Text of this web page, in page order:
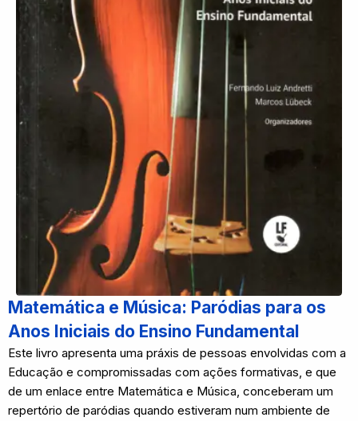
Matemática e Música: Paródias para os
Anos Iniciais do Ensino Fundamental
Este livro apresenta uma práxis de pessoas envolvidas com a
Educação e compromissadas com ações formativas, e que
de um enlace entre Matemática e Música, conceberam um
repertório de paródias quando estiveram num ambiente de